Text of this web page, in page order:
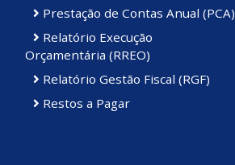
Prestação de Contas Anual (PCA)
Relatório Execução
Orçamentária (RREO)
Relatório Gestão Fiscal (RGF)
Restos a Pagar